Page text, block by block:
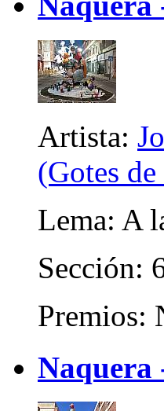
Artista:
(Gotes
Lema: A
Sección:
Premios:
Naquera